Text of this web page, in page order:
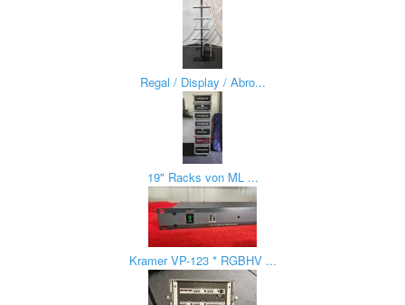
Regal / Display / Abro...
19" Racks von ML ...
Kramer VP-123 * RGBHV ...